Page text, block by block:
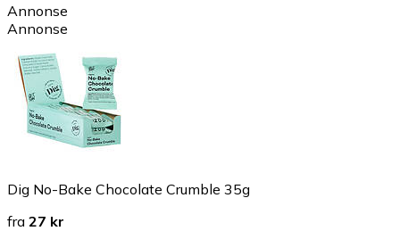
Annonse
Annonse
Dig No-Bake Chocolate Crumble 35g
fra 27 kr